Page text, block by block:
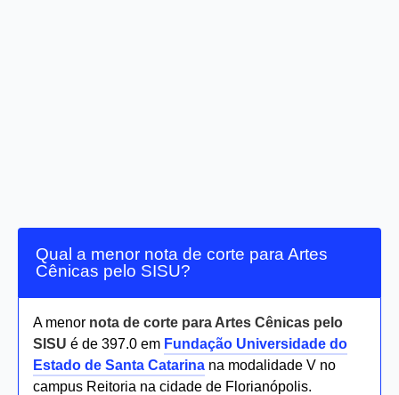
Qual a menor nota de corte para Artes
Cênicas pelo SISU?
A menor nota de corte para Artes Cênicas pelo
SISU é de 397.0 em Fundação Universidade do
Estado de Santa Catarina na modalidade V no
campus Reitoria na cidade de Florianópolis.